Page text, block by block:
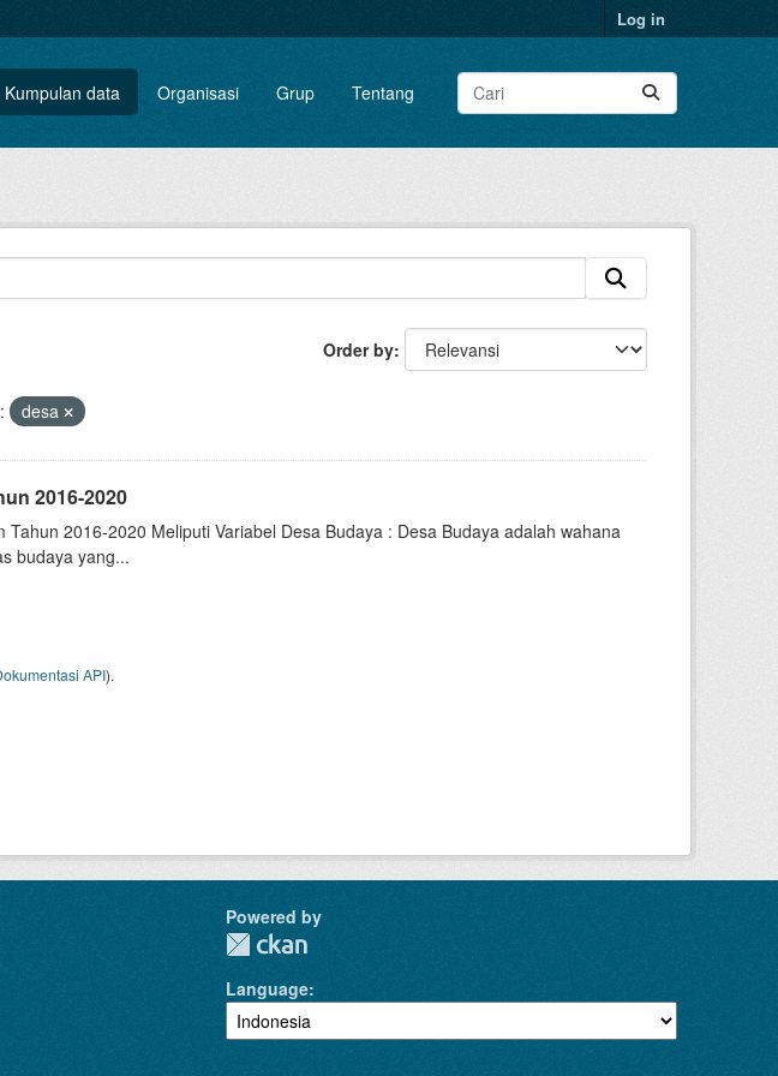
Log in
Kumpulan data Organisasi Grup Tentang
Order by
desa
2016-2020
2016-2020 Meliputi Variabel Desa Budaya : Desa Budaya adalah wahana
budaya yang...
API).
Powered by
Language